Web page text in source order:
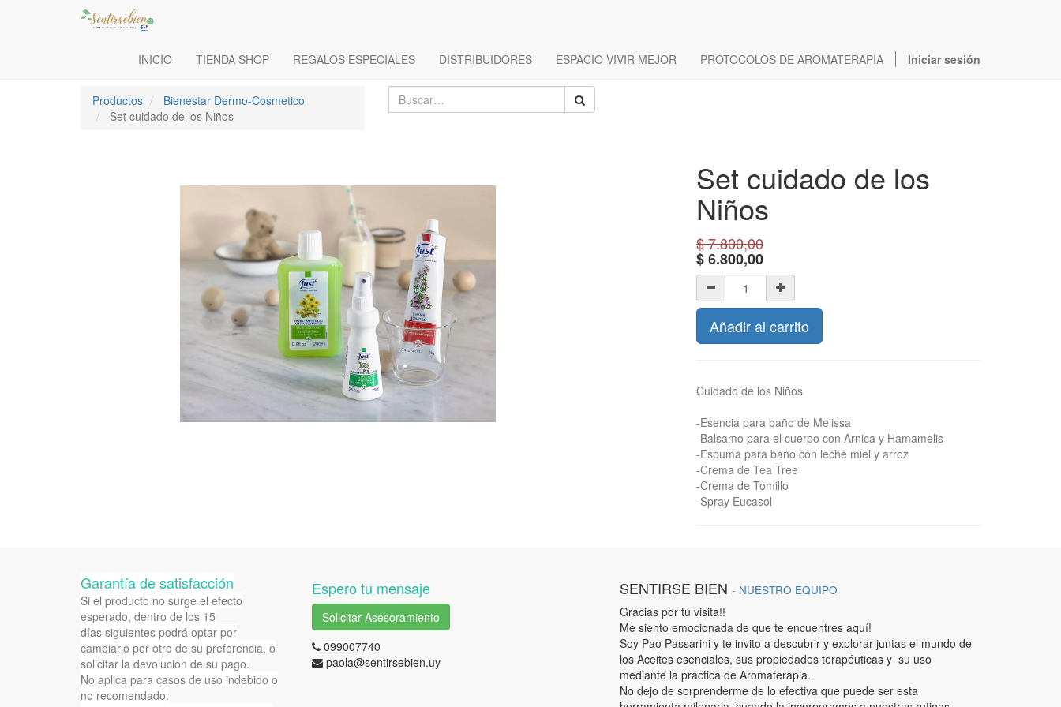
INICIO TIENDA SHOP REGALOS ESPECIALES DISTRIBUIDORES ESPACIO VIVIR MEJOR PROTOCOLOS DE AROMATERAPIA Iniciar sesión
Productos
Bienestar Dermo-Cosmetico
Set cuidado de los Niños
Set cuidado de los
Niños
$7.800,00
$6.800,00
Añadir al carrito
Cuidado de los Niños
-Esencia para baño de Melissa
-Balsamo para el cuerpo con Arnica y Hamamelis
-Espuma para baño con leche miel y arroz
-Crema de Tea Tree
-Crema de Tomillo
-Spray Eucasol
Garantía de satisfacción
Si el producto no surge el efecto
esperado, dentro de los 15
días siguientes podrá optar por
cambiarlo por otro de su preferencia, o
solicitar la devolución de su pago.
No aplica para casos de uso indebido o
no recomendado.
Espero tu mensaje
Solicitar Asesoramiento
099007740
paola@sentirsebien.uy
SENTIRSE BIEN - NUESTRO EQUIPO
Gracias por tu visita!!
Me siento emocionada de que te encuentres aquí!
Soy Pao Passarini y te invito a descubrir y explorar juntas el mundo de
los Aceites esenciales, sus propiedades terapéuticas y su uso
mediante la práctica de Aromaterapia.
No dejo de sorprenderme de lo efectiva que puede ser esta